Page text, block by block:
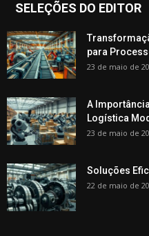
SELEÇÕES DO EDITOR
para
23 de maio de
A
Logística
23 de maio de
Soluções
22 de maio de